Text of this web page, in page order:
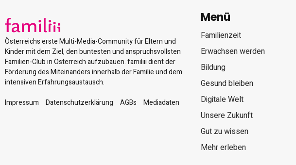
Österreichs erste Multi-Media-Community für Eltern und
Kinder mit dem Ziel, den buntesten und anspruchsvollsten
Familien-Club in Österreich aufzubauen. familiii dient der
Förderung des Miteinanders innerhalb der Familie und dem
intensiven Erfahrungsaustausch.
Impressum
Datenschutzerklärung AGBs Mediadaten
Menü
Familienzeit
Erwachsen werden
Bildung
Gesund bleiben
Digitale Welt
Unsere Zukunft
Gut zu wissen
Mehr erleben